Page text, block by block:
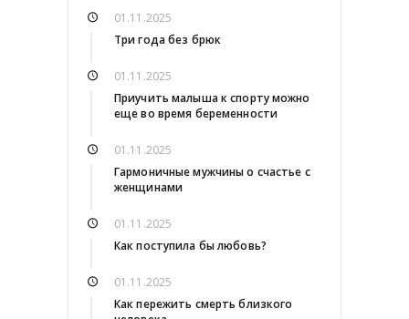
01.11.2025
Три года без брюк
01.11.2025
Приучить малыша к спорту можно
еще во время беременности
01.11.2025
Гармоничные мужчины о счастье с
женщинами
01.11.2025
Как поступила бы любовь?
01.11.2025
Как пережить смерть близкого